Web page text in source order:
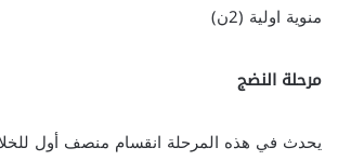
منوية اولية (2ن)
مرحلة النضج
يحدث في هذه المرحلة انقسام منصف أول للخلايا